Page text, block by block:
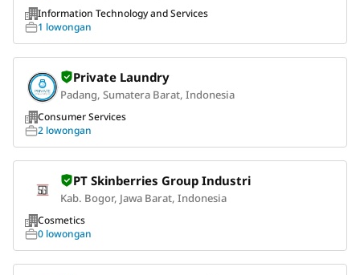
Information Technology and Services
1 lowongan
Private Laundry
Padang, Sumatera Barat, Indonesia
Consumer Services
2 lowongan
PT Skinberries Group Industri
Kab. Bogor, Jawa Barat, Indonesia
Cosmetics
0 lowongan